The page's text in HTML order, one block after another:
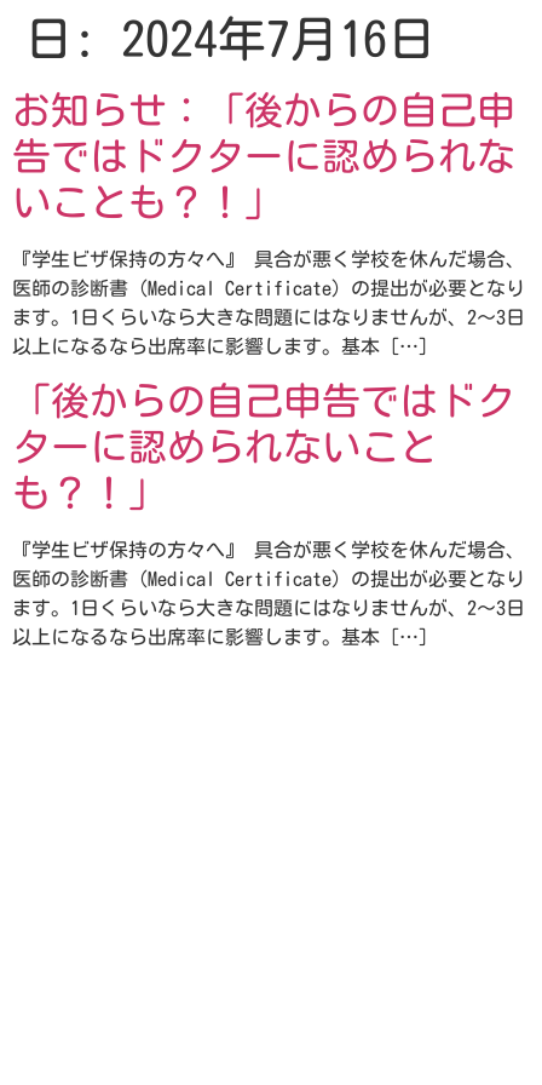
日: 2024年7月16日
お知らせ：「後からの自己申
告ではドクターに認められな
いことも？！」
『学生ビザ保持の方々へ』 具合が悪く学校を休んだ場合、
医師の診断書（Medical Certificate）の提出が必要となり
ます。1日くらいなら大きな問題にはなりませんが、2～3日
以上になるなら出席率に影響します。基本 […]
「後からの自己申告ではドク
ターに認められないこと
も？！」
『学生ビザ保持の方々へ』 具合が悪く学校を休んだ場合、
医師の診断書（Medical Certificate）の提出が必要となり
ます。1日くらいなら大きな問題にはなりませんが、2～3日
以上になるなら出席率に影響します。基本 […]